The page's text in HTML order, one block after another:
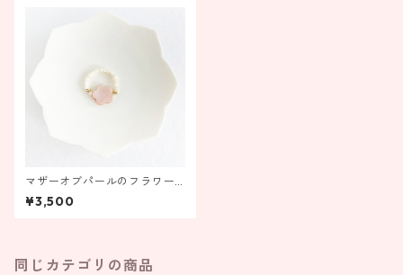
マザーオブパールのフラワー
リング ピンク 【受注製作】
¥3,500
同じカテゴリの商品